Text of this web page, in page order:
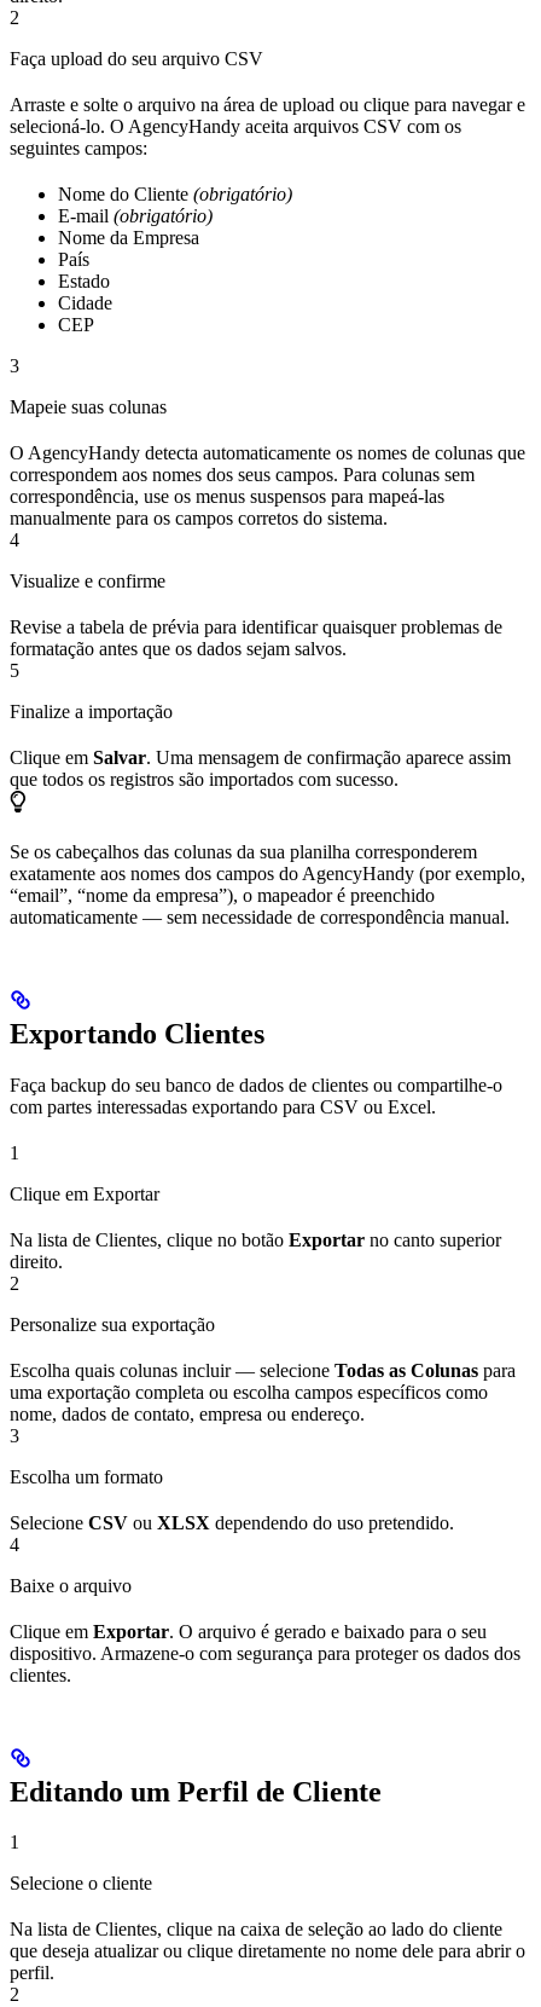
2
Faça upload do seu arquivo CSV
Arraste e solte o arquivo na área de upload ou clique para navegar e
selecioná-lo. O AgencyHandy aceita arquivos CSV com os
seguintes campos:
Nome do Cliente (obrigatório)
E-mail (obrigatório)
Nome da Empresa
País
Estado
Cidade
CEP
3
Mapeie suas colunas
O AgencyHandy detecta automaticamente os nomes de colunas que
correspondem aos nomes dos seus campos. Para colunas sem
correspondência, use os menus suspensos para mapeá-las
manualmente para os campos corretos do sistema.
4
Visualize e confirme
Revise a tabela de prévia para identificar quaisquer problemas de
formatação antes que os dados sejam salvos.
5
Finalize a importação
Clique em Salvar. Uma mensagem de confirmação aparece assim
que todos os registros são importados com sucesso.
Se os cabeçalhos das colunas da sua planilha corresponderem
exatamente aos nomes dos campos do AgencyHandy (por exemplo,
“email”, “nome da empresa”), o mapeador é preenchido
automaticamente — sem necessidade de correspondência manual.
Exportando Clientes
Faça backup do seu banco de dados de clientes ou compartilhe-o
com partes interessadas exportando para CSV ou Excel.
1
Clique em Exportar
Na lista de Clientes, clique no botão Exportar no canto superior
direito.
2
Personalize sua exportação
Escolha quais colunas incluir — selecione Todas as Colunas para
uma exportação completa ou escolha campos específicos como
nome, dados de contato, empresa ou endereço.
3
Escolha um formato
Selecione CSV ou XLSX dependendo do uso pretendido.
4
Baixe o arquivo
Clique em Exportar. O arquivo é gerado e baixado para o seu
dispositivo. Armazene-o com segurança para proteger os dados dos
clientes.
Editando um Perfil de Cliente
1
Selecione o cliente
Na lista de Clientes, clique na caixa de seleção ao lado do cliente
que deseja atualizar ou clique diretamente no nome dele para abrir o
perfil.
2